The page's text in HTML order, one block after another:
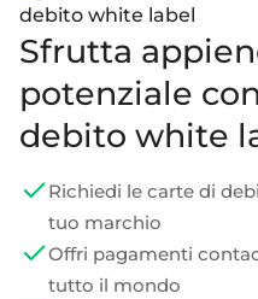
Sfrutta
potenziale
debito white
Richiedi le carte di
tuo marchio
Offri pagamenti
tutto il mondo